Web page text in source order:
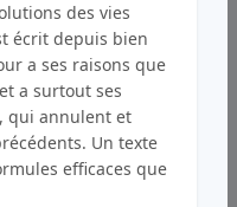
des vies
écrit depuis bien
a ses raisons que
a surtout ses
qui annulent et
Un texte
efficaces que
Publié le14/02/2024
et spontanéité.